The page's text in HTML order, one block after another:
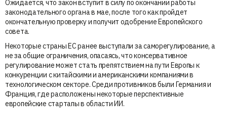
Ожидается, что закон вступит в силу по окончании работы
законодательного органа в мае, после того как пройдет
окончательную проверку и получит одобрение Европейского
совета.
Некоторые страны ЕС ранее выступали за саморегулирование, а
не за общие ограничения, опасаясь, что консервативное
регулирование может стать препятствием на пути Европы к
конкуренции с китайскими и американскими компаниями в
технологическом секторе. Среди противников были Германия и
Франция, где расположены некоторые перспективные
европейские стартапы в области ИИ.